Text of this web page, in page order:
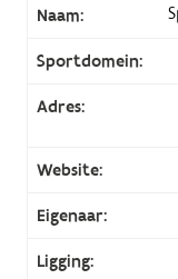
Naam:
Sportdomein:
Adres:
Website:
Eigenaar:
Ligging: